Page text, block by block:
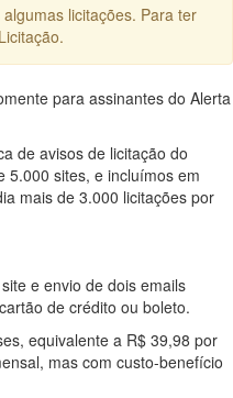
licitações. Para ter
para assinantes do Alerta
de avisos de licitação do
5.000 sites, e incluímos em
mais de 3.000 licitações por
e envio de dois emails
de crédito ou boleto.
equivalente a R$ 39,98 por
mas com custo-benefício